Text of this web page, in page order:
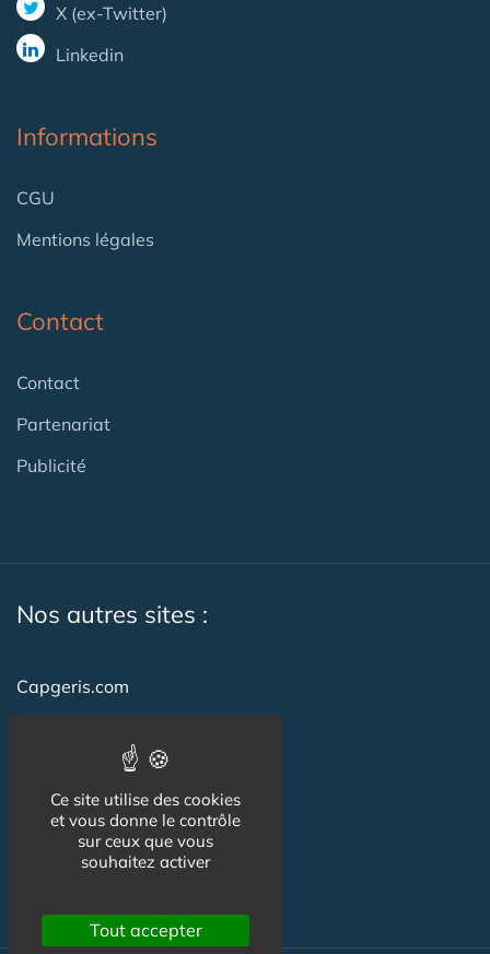
X (ex-Twitter)
Linkedin
Informations
CGU
Mentions légales
Contact
Contact
Partenariat
Publicité
Nos autres sites :
Capgeris.com
Emploi-formation-sante.com
Seniorissimmo.com
Creche-et-naissance.com
Ce site utilise des cookies
et vous donne le contrôle
sur ceux que vous
souhaitez activer
Tout accepter